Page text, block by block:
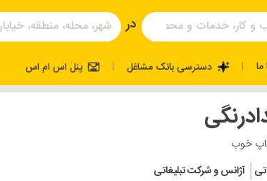
در
ما | دسترسی بانک مشاغل | پنل اس ام اس
خوب
آژانس و شرکت تبلیغاتی